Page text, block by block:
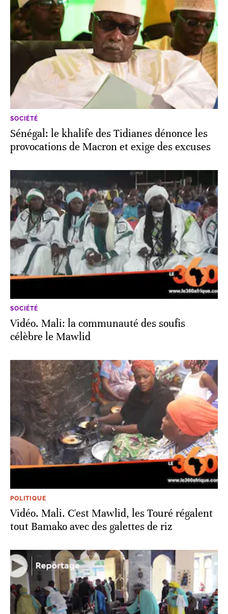
SOCIÉTÉ
Sénégal: le khalife des Tidianes dénonce les
provocations de Macron et exige des excuses
SOCIÉTÉ
Vidéo. Mali: la communauté des soufis
célèbre le Mawlid
POLITIQUE
Vidéo. Mali. C'est Mawlid, les Touré régalent
tout Bamako avec des galettes de riz